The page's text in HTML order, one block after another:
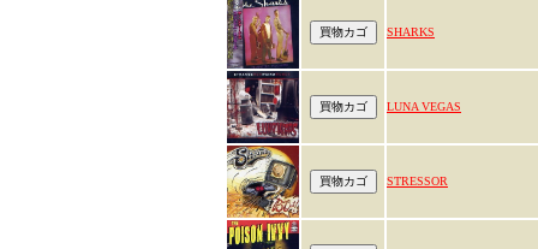
SHARKS
LUNA VEGAS
STRESSOR